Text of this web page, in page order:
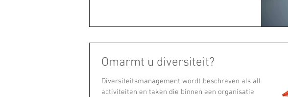
Omarmt u diversiteit?
Diversiteitsmanagement wordt beschreven als alle
activiteiten en taken die binnen een organisatie